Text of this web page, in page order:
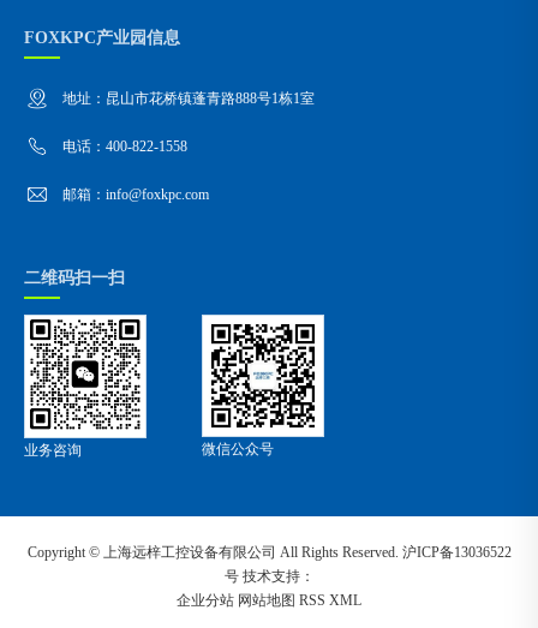
FOXKPC产业园信息
地址：昆山市花桥镇蓬青路888号1栋1室
电话：400-822-1558
邮箱：info@foxkpc.com
二维码扫一扫
业务咨询 微信公众号
Copyright © 上海远梓工控设备有限公司 All Rights Reserved. 沪ICP备13036522
号技术支持：
企业分站 网站地图 RSS XML